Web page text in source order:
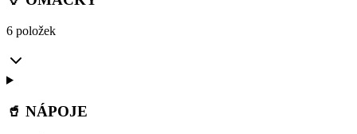
6 položek
🥤 NÁPOJE